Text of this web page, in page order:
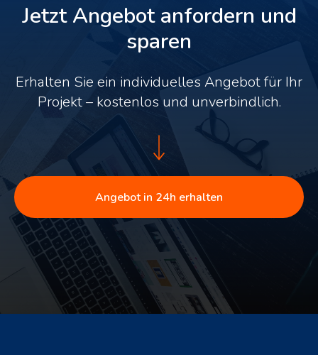
Jetzt Angebot anfordern und
sparen
Erhalten Sie ein individuelles Angebot für Ihr
Projekt – kostenlos und unverbindlich.
Angebot in 24h erhalten